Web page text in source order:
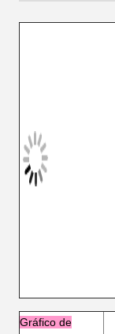
Gráfico de